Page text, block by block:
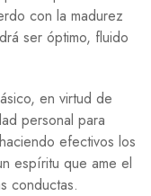
con la madurez
ser óptimo, fluido
en virtud de
personal para
efectivos los
espíritu que ame el
conductas.